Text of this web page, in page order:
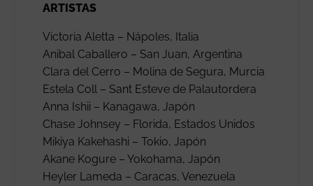
ARTISTAS
Victoria Aletta – Nápoles, Italia
Anibal Caballero – San Juan, Argentina
Clara del Cerro – Molina de Segura, Murcia
Estela Coll – Sant Esteve de Palautordera
Anna Ishii – Kanagawa, Japón
Chase Johnsey – Florida, Estados Unidos
Mikiya Kakehashi – Tokio, Japón
Akane Kogure – Yokohama, Japón
Heyler Lameda – Caracas, Venezuela